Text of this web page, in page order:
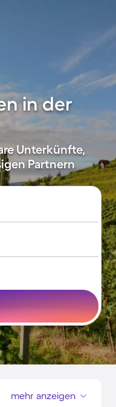
in der
Unterkünfte,
Partnern
mehr anzeigen